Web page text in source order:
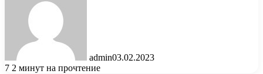
admin03.02.2023
7 2 минут на прочтение